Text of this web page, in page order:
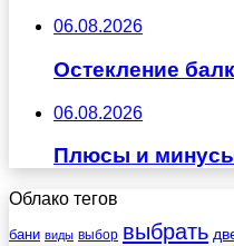
06.08.2026
Остекление
06.08.2026
Плюсы и минусы
Облако тегов
бани виды выбор выбрать